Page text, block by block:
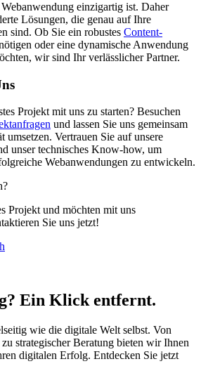
einzigartig ist. Daher
Lösungen, die genau auf Ihre
sind. Ob Sie ein robustes Content-
oder eine dynamische Anwendung
wir sind Ihr verlässlicher Partner.
Projekt mit uns zu starten? Besuchen
und lassen Sie uns gemeinsam
Vertrauen Sie auf unsere
unser technisches Know-how, um
Webanwendungen zu entwickeln.
Projekt und möchten mit uns
Sie uns jetzt!
Ein Klick entfernt.
wie die digitale Welt selbst. Von
strategischer Beratung bieten wir Ihnen
digitalen Erfolg. Entdecken Sie jetzt